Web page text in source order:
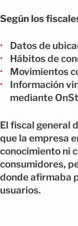
Según los
Datos de
Hábitos de
Movimientos
Información
mediante
El fiscal general
que la empresa
conocimiento ni
consumidores,
donde afirmaba
usuarios.